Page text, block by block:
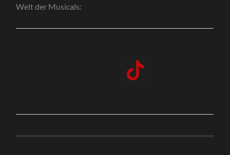
Welt der Musicals: